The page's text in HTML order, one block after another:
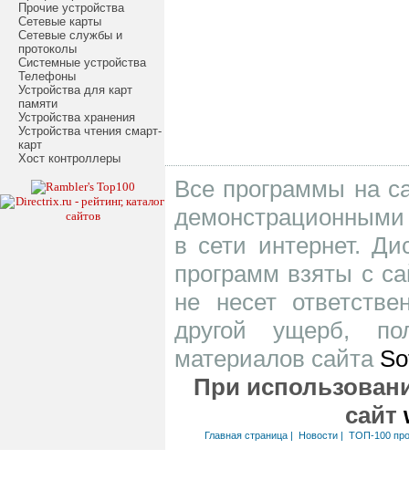
Прочие устройства
Сетевые карты
Сетевые службы и
протоколы
Системные устройства
Телефоны
Устройства для карт
памяти
Устройства хранения
Устройства чтения смарт-
карт
Хост контроллеры
Все программы на
в сети интернет.
программ взяты с
не несет
другой ущерб,
материалов сайта
При
сайт
Главная страница| Новости| ТОП-100